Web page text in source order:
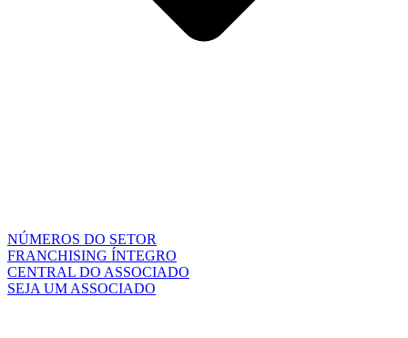
NÚMEROS DO SETOR
FRANCHISING ÍNTEGRO
CENTRAL DO ASSOCIADO
SEJA UM ASSOCIADO